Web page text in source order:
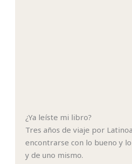
¿Ya leíste mi libro?
Tres años de viaje por
encontrarse con lo bueno y
y de uno mismo.